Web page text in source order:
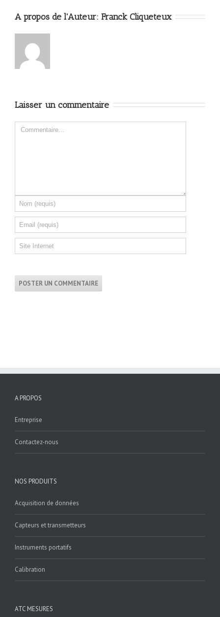
A propos de l'Auteur: Franck Cliqueteux
Laisser un commentaire
A PROPOS
Entreprise
Contactez-nous
NOS PRODUITS
Acquisition de données
Capteurs et transmetteurs
Instruments portatifs
Calibration
ATC MESURES